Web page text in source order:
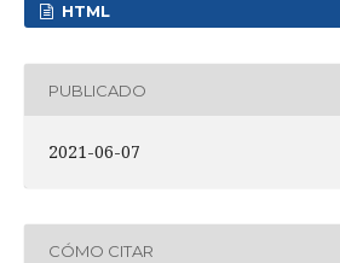
HTML
PUBLICADO
2021-06-07
CÓMO CITAR